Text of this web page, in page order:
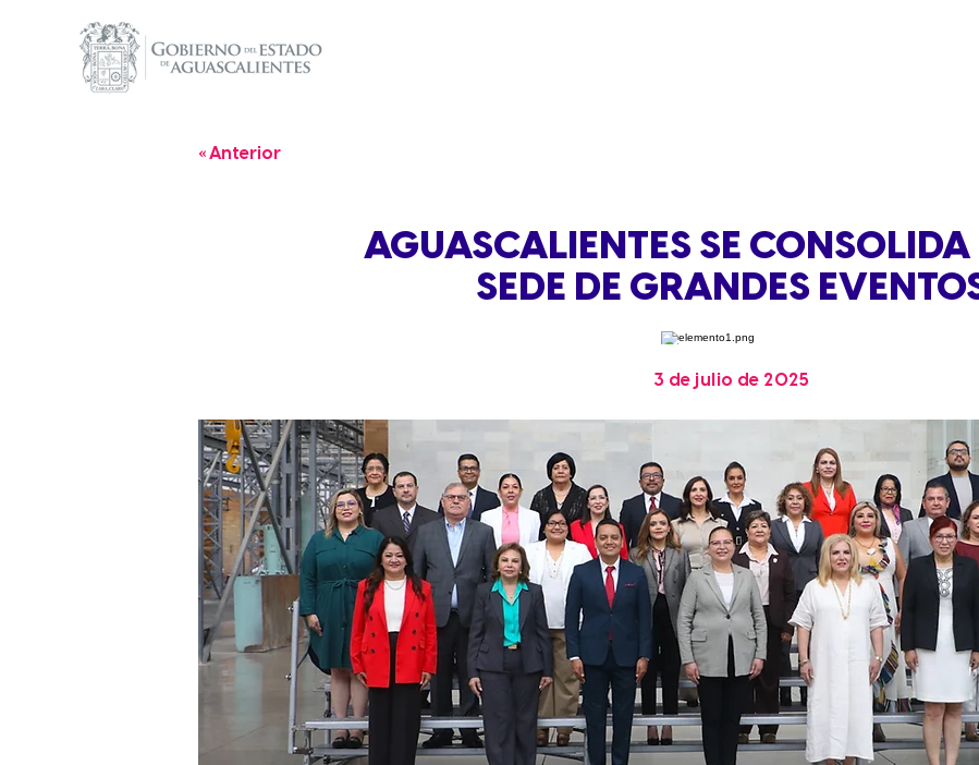
« Anterior
AGUASCALIENTES SE
SEDE DE GRANDES
3 de julio de 2025